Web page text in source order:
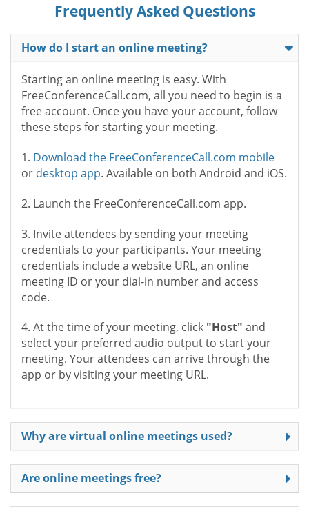
Frequently Asked Questions
How do I start an online meeting?
Starting an online meeting is easy. With
FreeConferenceCall.com, all you need to begin is a
free account. Once you have your account, follow
these steps for starting your meeting.
1. Download the FreeConferenceCall.com mobile
or desktop app. Available on both Android and iOS.
2. Launch the FreeConferenceCall.com app.
3. Invite attendees by sending your meeting
credentials to your participants. Your meeting
credentials include a website URL, an online
meeting ID or your dial-in number and access
code.
4. At the time of your meeting, click "Host" and
select your preferred audio output to start your
meeting. Your attendees can arrive through the
app or by visiting your meeting URL.
Why are virtual online meetings used?
Are online meetings free?